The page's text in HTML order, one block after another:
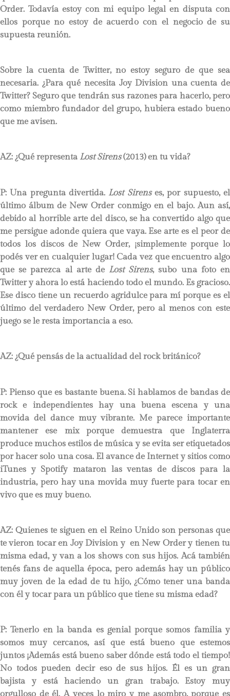
Order. Todavía estoy con mi equipo legal en disputa con
ellos porque no estoy de acuerdo con el negocio de su
supuesta reunión.
Sobre la cuenta de Twitter, no estoy seguro de que sea
necesaria. ¿Para qué necesita Joy Division una cuenta de
Twitter? Seguro que tendrán sus razones para hacerlo, pero
como miembro fundador del grupo, hubiera estado bueno
que me avisen.
AZ: ¿Qué representa Lost Sirens(2013) en tu vida?
P: Una pregunta divertida. Lost Sirenses, por supuesto, el
último álbum de New Order conmigo en el bajo. Aun así,
debido al horrible arte del disco, se ha convertido algo que
me persigue adonde quiera que vaya. Ese arte es el peor de
todos los discos de New Order, ¡simplemente porque lo
podés ver en cualquier lugar! Cada vez que encuentro algo
que se parezca al arte de Lost Sirens, subo una foto en
Twitter y ahora lo está haciendo todo el mundo. Es gracioso.
Ese disco tiene un recuerdo agridulce para mí porque es el
último del verdadero New Order, pero al menos con este
juego se le resta importancia a eso.
AZ: ¿Qué pensás de la actualidad del rock británico?
P: Pienso que es bastante buena. Si hablamos de bandas de
rock e independientes hay una buena escena y una
movida del dance muy vibrante. Me parece importante
mantener ese mix porque demuestra que Inglaterra
produce muchos estilos de música y se evita ser etiquetados
por hacer solo una cosa. El avance de Internet y sitios como
iTunes y Spotify mataron las ventas de discos para la
industria, pero hay una movida muy fuerte para tocar en
vivo que es muy bueno.
AZ: Quienes te siguen en el Reino Unido son personas que
te vieron tocar en Joy Division y en New Order y tienen tu
misma edad, y van a los shows con sus hijos. Acá también
tenés fans de aquella época, pero además hay un público
muy joven de la edad de tu hijo, ¿Cómo tener una banda
con él y tocar para un público que tiene su misma edad?
P: Tenerlo en la banda es genial porque somos familia y
somos muy cercanos, así que está bueno que estemos
juntos ¡Además está bueno saber dónde está todo el tiempo!
No todos pueden decir eso de sus hijos. Él es un gran
bajista y está haciendo un gran trabajo. Estoy muy